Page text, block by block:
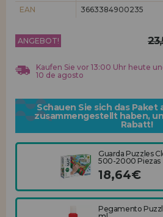
Los gehts! Wir haben auf dich gewartet.
EAN
3663384900235
ANGEBOT!
Kaufen Sie vor 13:00 Uhr heute
10 de agosto
Schauen Sie sich das Paket
zusammengestellt haben,
Rabatt!
Guarda Puzzles
500-2000 Piezas
18,64€
Pegamento